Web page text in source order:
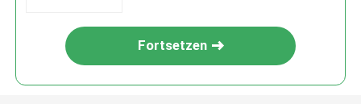
Fortsetzen